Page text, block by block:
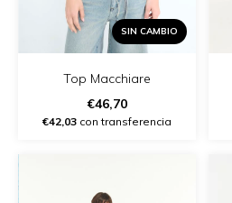
SIN CAMBIO
Top Macchiare
€46,70
€42,03 con transferencia